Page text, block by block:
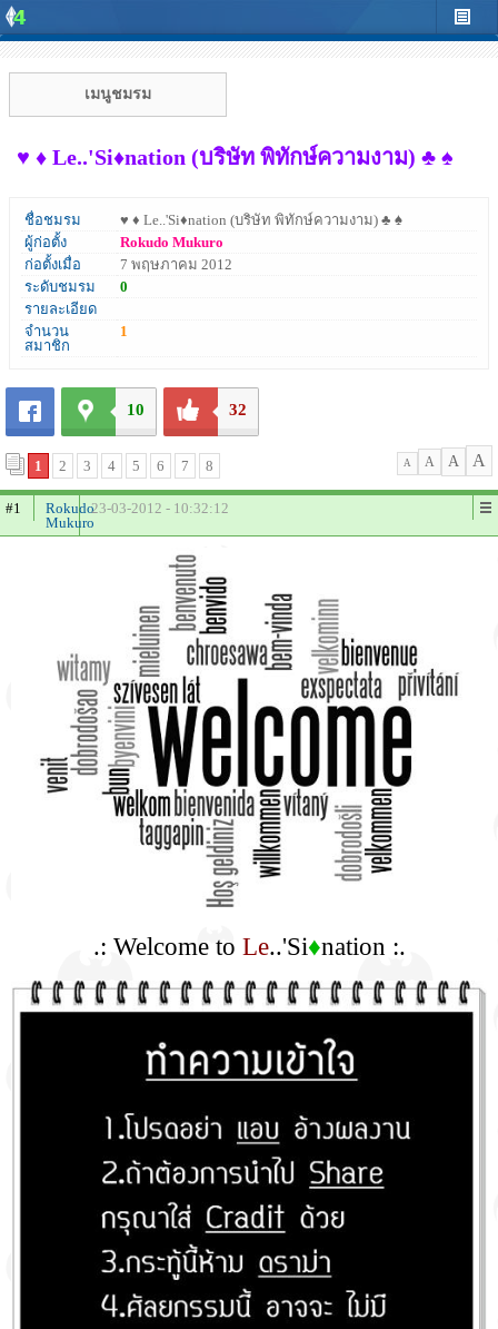
เมนูชมรม
♥ ♦ Le..'Si♦nation (บริษัท พิทักษ์ความงาม) ♣ ♠
ชื่อชมรม
♥ ♦ Le..'Si♦nation (บริษัท พิทักษ์ความงาม) ♣ ♠
ผู้ก่อตั้ง
Rokudo Mukuro
ก่อตั้งเมื่อ
7 พฤษภาคม 2012
ระดับชมรม
0
รายละเอียด
จำนวน
สมาชิก
1
10 32
1 2 3 4 5 6 7 8 A A A A
#1
Rokudo
Mukuro
23-03-2012 - 10:32:12
.: Welcome to Le..'Si♦nation :.